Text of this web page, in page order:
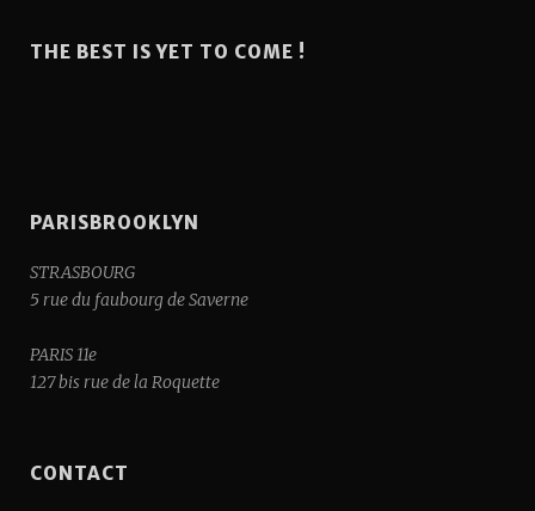
THE BEST IS YET TO COME !
PARISBROOKLYN
STRASBOURG
5 rue du faubourg de Saverne
PARIS 11e
127 bis rue de la Roquette
CONTACT